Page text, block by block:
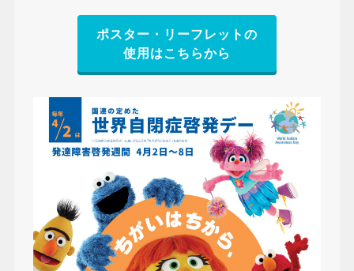
ポスター・リーフレットの
使用はこちらから